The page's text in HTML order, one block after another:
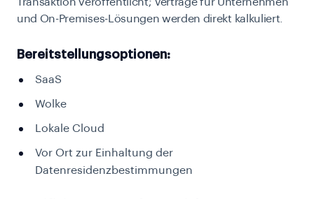
Transaktion veröffentlicht; Verträge für Unternehmen
und On-Premises-Lösungen werden direkt kalkuliert.
Bereitstellungsoptionen:
SaaS
Wolke
Lokale Cloud
Vor Ort zur Einhaltung der
Datenresidenzbestimmungen